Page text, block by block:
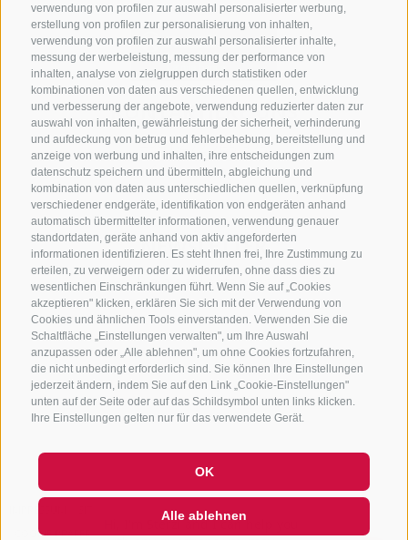
verwendung von profilen zur auswahl personalisierter werbung,
erstellung von profilen zur personalisierung von inhalten,
verwendung von profilen zur auswahl personalisierter inhalte,
messung der werbeleistung, messung der performance von
inhalten, analyse von zielgruppen durch statistiken oder
kombinationen von daten aus verschiedenen quellen, entwicklung
und verbesserung der angebote, verwendung reduzierter daten zur
auswahl von inhalten, gewährleistung der sicherheit, verhinderung
und aufdeckung von betrug und fehlerbehebung, bereitstellung und
anzeige von werbung und inhalten, ihre entscheidungen zum
datenschutz speichern und übermitteln, abgleichung und
kombination von daten aus unterschiedlichen quellen, verknüpfung
verschiedener endgeräte, identifikation von endgeräten anhand
automatisch übermittelter informationen, verwendung genauer
standortdaten, geräte anhand von aktiv angeforderten
informationen identifizieren. Es steht Ihnen frei, Ihre Zustimmung zu
erteilen, zu verweigern oder zu widerrufen, ohne dass dies zu
wesentlichen Einschränkungen führt. Wenn Sie auf „Cookies
akzeptieren" klicken, erklären Sie sich mit der Verwendung von
Cookies und ähnlichen Tools einverstanden. Verwenden Sie die
Schaltfläche „Einstellungen verwalten", um Ihre Auswahl
anzupassen oder „Alle ablehnen", um ohne Cookies fortzufahren,
die nicht unbedingt erforderlich sind. Sie können Ihre Einstellungen
jederzeit ändern, indem Sie auf den Link „Cookie-Einstellungen"
unten auf der Seite oder auf das Schildsymbol unten links klicken.
Ihre Einstellungen gelten nur für das verwendete Gerät.
OK
Alle ablehnen
KONTAKTIERE UNS
+39 0472 765 325
info@sterzing.com
NEWSLETTER
Bleib am Laufenden
Newsletter Anmelden
COOKIE-RICHTLINIE
COOKIE PRÄFERENZEN
IT01518560212
Hi, I'm Sterzi and I can help you